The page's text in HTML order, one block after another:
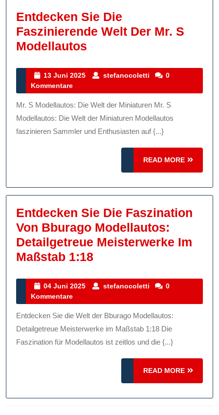
Entdecken Sie Die
Faszinierende Welt Der Mr. S
Modellautos
Die
Welt
Der
Mr.
Modellautos
13 Juni 2025
13
2025
stefanocoletti stefanocoletti
0
Kommentare
Mr. S Modellautos: Die Welt der Miniaturen Mr. S
Modellautos: Die Welt der Miniaturen Modellautos
faszinieren Sammler und Enthusiasten auf {...}
READ MORE
READ
MORE
Entdecken Sie Die Faszination
Von Bburago Modellautos:
Detailgetreue Meisterwerke Im
Maßstab 1:18Entdecken
Die
Von
Bburago
Modellautos:
Detailgetreue
Meisterwerke
Maßstab
04 Juni 2025
04
2025
stefanocoletti stefanocoletti
0
Kommentare
Entdecken Sie die Welt der Bburago Modellautos:
Detailgetreue Meisterwerke im Maßstab 1:18 Die
Faszination für Modellautos ist zeitlos und die {...}
READ MORE
READ
MORE